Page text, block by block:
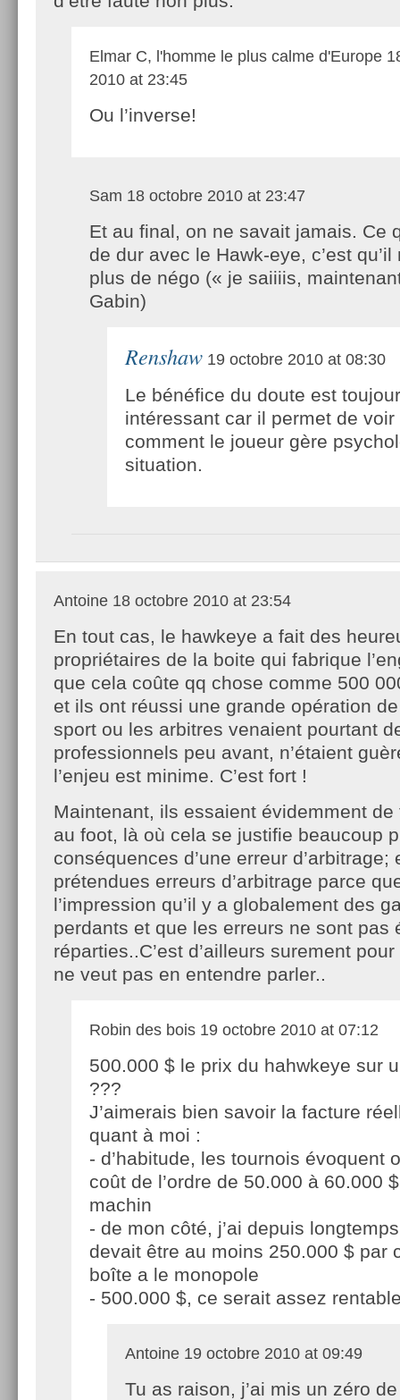
Elmar C, l'homme le plus calme d'Europe
2010 at 23:45
Ou l’inverse!
Sam 18 octobre 2010 at 23:47
Et au final, on ne savait jamais. Ce
de dur avec le Hawk-eye, c’est qu’il
plus de négo (« je saiiiis,
Gabin)
Renshaw 19 octobre 2010 at 08:30
Le bénéfice du doute est
intéressant car il permet de voir
comment le joueur gère
situation.
Antoine 18 octobre 2010 at 23:54
En tout cas, le hawkeye a fait des
propriétaires de la boite qui fabrique
que cela coûte qq chose comme 500
et ils ont réussi une grande opération
sport ou les arbitres venaient pourtant
professionnels peu avant, n’étaient
l’enjeu est minime. C’est fort !
Maintenant, ils essaient évidemment
au foot, là où cela se justifie beaucoup
conséquences d’une erreur d’arbitrage;
prétendues erreurs d’arbitrage parce
l’impression qu’il y a globalement des
perdants et que les erreurs ne sont pas
réparties..C’est d’ailleurs surement
ne veut pas en entendre parler..
Robin des bois 19 octobre 2010 at 07:12
500.000 $ le prix du hahwkeye sur
???
J’aimerais bien savoir la facture
quant à moi :
- d’habitude, les tournois évoquent
coût de l’ordre de 50.000 à 60.000
machin
- de mon côté, j’ai depuis
devait être au moins 250.000 $ par
boîte a le monopole
- 500.000 $, ce serait assez
Antoine 19 octobre 2010 at 09:49
Tu as raison, j’ai mis un zéro